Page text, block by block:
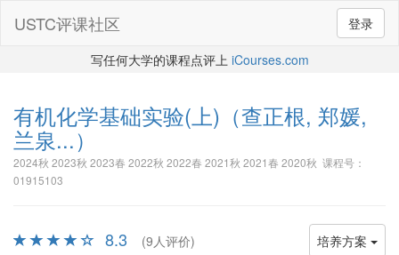
登录
USTC评课社区
写任何大学的课程点评上 iCourses.com
有机化学基础实验(上) （查正根, 郑媛,
兰泉...）
2024秋 2023秋 2023春 2022秋 2022春 2021秋 2021春 2020秋 课程号：
01915103
培养方案
8.3
(9人评价)